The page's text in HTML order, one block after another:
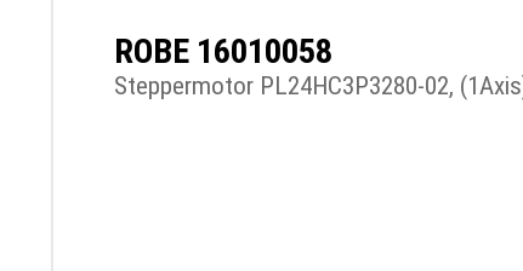
ROBE 16010058
Steppermotor PL24HC3P3280-02,